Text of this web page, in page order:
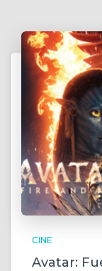
CINE
Avatar: